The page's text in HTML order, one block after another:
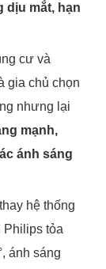
dịu mắt, hạn
cư và
gia chủ chọn
nhưng lại
mạnh,
ánh sáng
hệ thống
Philips tỏa
ánh sáng